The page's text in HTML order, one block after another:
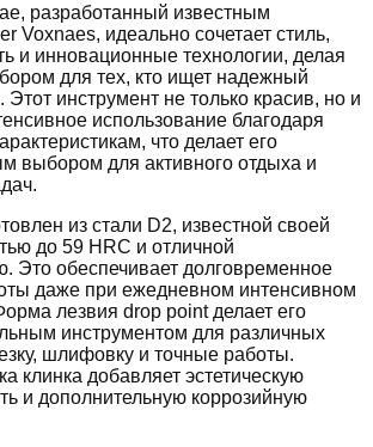
разработанный известным
Voxnaes, идеально сочетает стиль,
и инновационные технологии, делая
для тех, кто ищет надежный
инструмент не только красив, но и
использование благодаря
что делает его
выбором для активного отдыха и
из стали D2, известной своей
до 59 HRC и отличной
Это обеспечивает долговременное
даже при ежедневном интенсивном
лезвия drop point делает его
инструментом для различных
шлифовку и точные работы.
клинка добавляет эстетическую
и дополнительную коррозийную